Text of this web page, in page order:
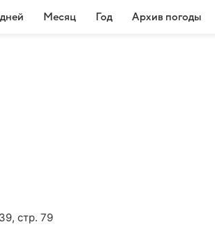
Месяц Год Архив погоды
стр. 79